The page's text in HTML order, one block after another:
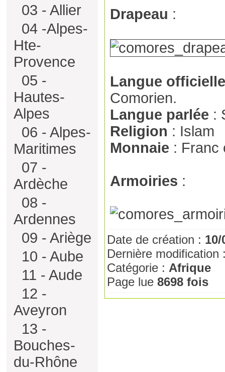
03 - Allier
04 -Alpes-
Hte-
Provence
05 -
Hautes-
Alpes
06 - Alpes-
Maritimes
07 -
Ardèche
08 -
Ardennes
09 - Ariège
10 - Aube
11 - Aude
12 -
Aveyron
13 -
Bouches-
du-Rhône
Drapeau :
Langue officielle
Comorien.
Langue parlée :
Religion : Islam
Monnaie : Franc
Armoiries :
Date de création : 10/
Dernière
Catégorie : Afrique
Page lue 8698 fois